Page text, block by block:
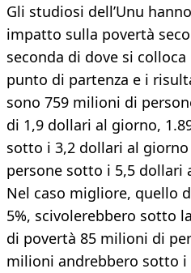
Gli studiosi dell’Unu
impatto sulla povertà
seconda di dove si
punto di partenza e i
sono 759 milioni di
di 1,9 dollari al giorno,
sotto i 3,2 dollari al
persone sotto i 5,5 dollari
Nel caso migliore, quello
5%, scivolerebbero sotto
di povertà 85 milioni di
milioni andrebbero sotto i